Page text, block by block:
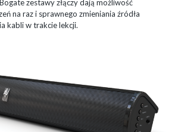
zestawy złączy dają możliwość
na raz i sprawnego zmieniania źródła
kabli w trakcie lekcji.